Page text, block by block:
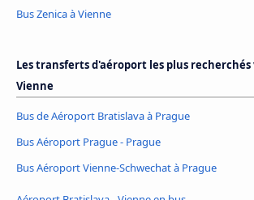
Bus Zenica à Vienne
Les transferts d'aéroport les plus recherchés
Vienne
Bus de Aéroport Bratislava à Prague
Bus Aéroport Prague - Prague
Bus Aéroport Vienne-Schwechat à Prague